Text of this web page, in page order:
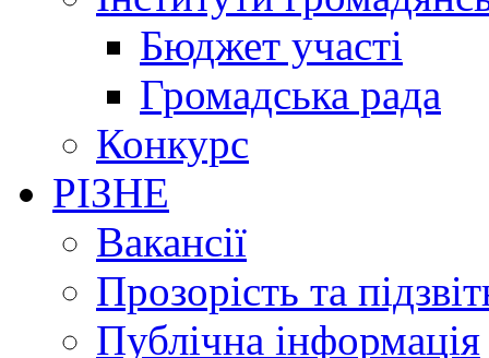
Бюджет участі
Громадська рада
Конкурс
РІЗНЕ
Вакансії
Прозорість та
Публічна інформація